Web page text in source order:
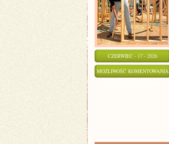
CZERWIEC - 17 - 2026
MOŻLIWOŚĆ KOMENTOWANIA